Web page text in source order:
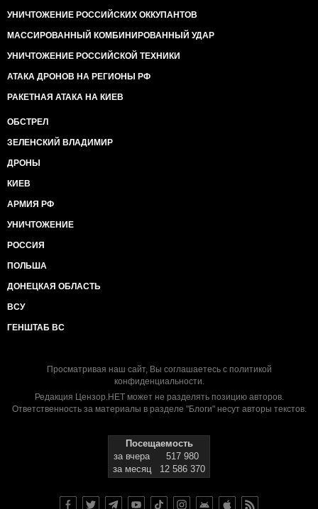
УНИЧТОЖЕНИЕ РОССИЙСКИХ ОККУПАНТОВ
МАССИРОВАННЫЙ КОМБИНИРОВАННЫЙ УДАР
УНИЧТОЖЕНИЕ РОССИЙСКОЙ ТЕХНИКИ
АТАКА ДРОНОВ НА РЕГИОНЫ РФ
РАКЕТНАЯ АТАКА НА КИЕВ
ОБСТРЕЛ
ЗЕЛЕНСКИЙ ВЛАДИМИР
ДРОНЫ
КИЕВ
АРМИЯ РФ
УНИЧТОЖЕНИЕ
РОССИЯ
ПОЛЬША
ДОНЕЦКАЯ ОБЛАСТЬ
ВСУ
ГЕНШТАБ ВС
Просматривая наш сайт, Вы соглашаетесь с политикой
конфиденциальности.
Редакция Цензор.НЕТ может не разделять позицию авторов.
Ответственность за материалы в разделе "Блоги" несут авторы текстов.
Посещаемость
за вчера
517 980
за месяц
12 586 370